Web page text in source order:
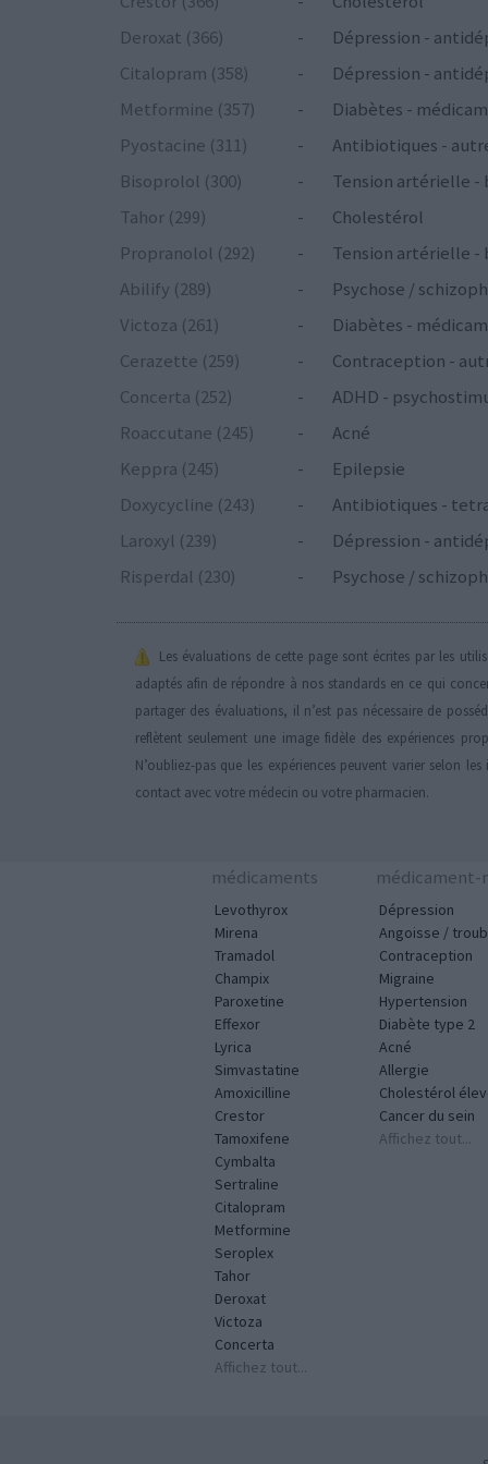
Deroxat (366)
-
Dépression -
Citalopram (358)
-
Dépression -
Metformine (357)
-
Diabètes -
Pyostacine (311)
-
Antibiotiques -
Bisoprolol (300)
-
Tension artérielle -
Tahor (299)
-
Cholestérol
Propranolol (292)
-
Tension artérielle -
Abilify (289)
-
Psychose /
Victoza (261)
-
Diabètes -
Cerazette (259)
-
Contraception -
Concerta (252)
-
ADHD -
Roaccutane (245)
-
Acné
Keppra (245)
-
Epilepsie
Doxycycline (243)
-
Antibiotiques -
Laroxyl (239)
-
Dépression -
Risperdal (230)
- Psychose /
Les évaluations de cette page sont écrites par les
adaptés afin de répondre à nos standards en ce qui
partager des évaluations, il n’est pas nécessaire de
reflètent seulement une image fidèle des expériences
N’oubliez-pas que les expériences peuvent varier selon
contact avec votre médecin ou votre pharmacien.
médicaments
Levothyrox
Mirena
Tramadol
Champix
Paroxetine
Effexor
Lyrica
Simvastatine
Amoxicilline
Crestor
Tamoxifene
Cymbalta
Sertraline
Citalopram
Metformine
Seroplex
Tahor
Deroxat
Victoza
Concerta
Affichez tout...
médicament-
Dépression
Angoisse /
Contraception
Migraine
Hypertension
Diabète type 2
Acné
Allergie
Cholestérol
Cancer du sein
Affichez tout...